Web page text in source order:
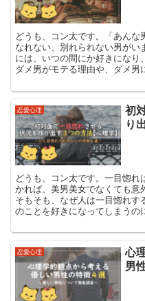
どうも、コン太です。「あん
なれない、別れられない男がい
には、いつの間にか好きになり
ダメ男がモテる理由や、ダメ
恋愛心理
初
り
どうも、コン太です。一目惚
かれば、美男美女でなくても意
そもそも、なぜ人は一目惚れ
のことを好きになってしまうの
恋愛心理
心
男